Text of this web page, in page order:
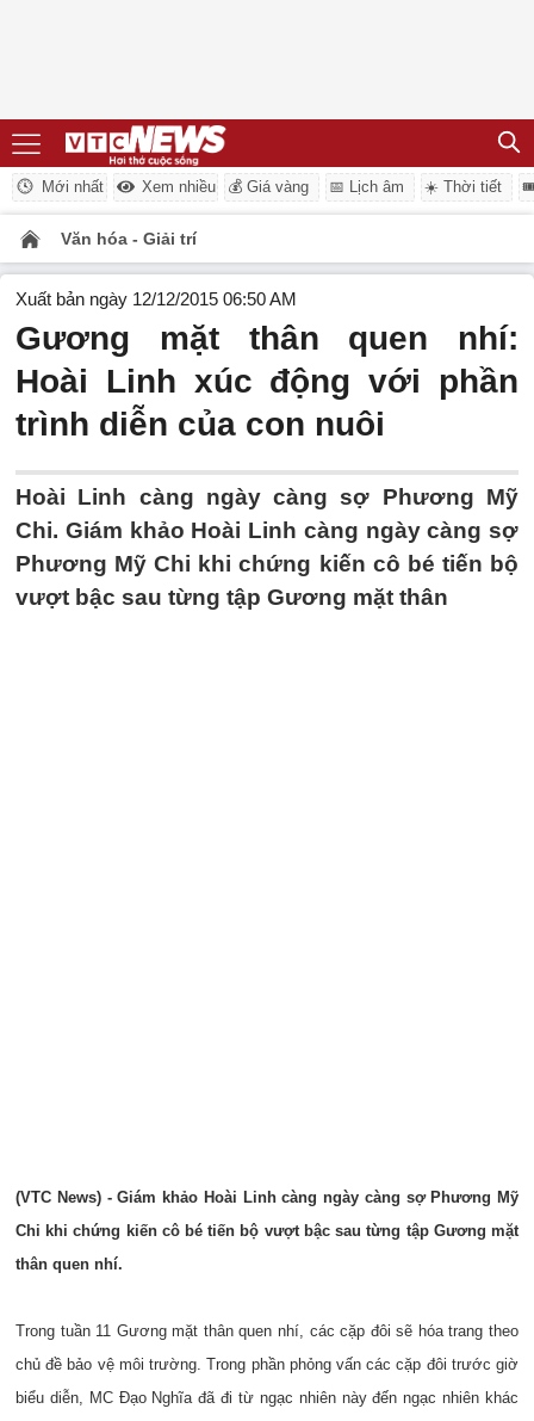
Mới nhất Xem nhiều 💰 Giá vàng 📅 Lịch âm ☀️ Thời tiết
Văn hóa - Giải trí
Xuất bản ngày 12/12/2015 06:50 AM
Gương mặt thân quen nhí:
Hoài Linh xúc động với phần
trình diễn của con nuôi
Hoài Linh càng ngày càng sợ Phương Mỹ
Chi. Giám khảo Hoài Linh càng ngày càng sợ
Phương Mỹ Chi khi chứng kiến cô bé tiến bộ
vượt bậc sau từng tập Gương mặt thân
(VTC News) - Giám khảo Hoài Linh càng ngày càng sợ Phương Mỹ
Chi khi chứng kiến cô bé tiến bộ vượt bậc sau từng tập Gương mặt
thân quen nhí.
Trong tuần 11 Gương mặt thân quen nhí, các cặp đôi sẽ hóa trang theo
chủ đề bảo vệ môi trường. Trong phần phỏng vấn các cặp đôi trước giờ
biểu diễn, MC Đạo Nghĩa đã đi từ ngạc nhiên này đến ngạc nhiên khác